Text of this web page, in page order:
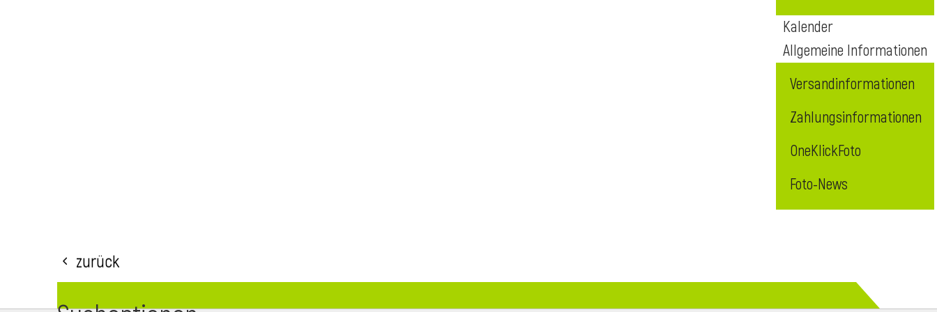
Kalender
Allgemeine Informationen
Versandinformationen
Zahlungsinformationen
OneKlickFoto
Foto-News
Zurück